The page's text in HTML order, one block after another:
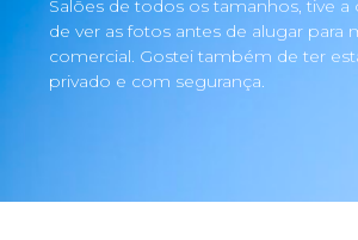
Salões de todos os tamanhos, tive
de ver as fotos antes de alugar para
comercial. Gostei também de ter
privado e com segurança.